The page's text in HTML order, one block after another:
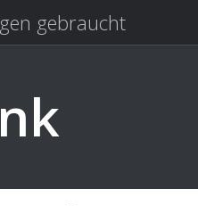
gebraucht